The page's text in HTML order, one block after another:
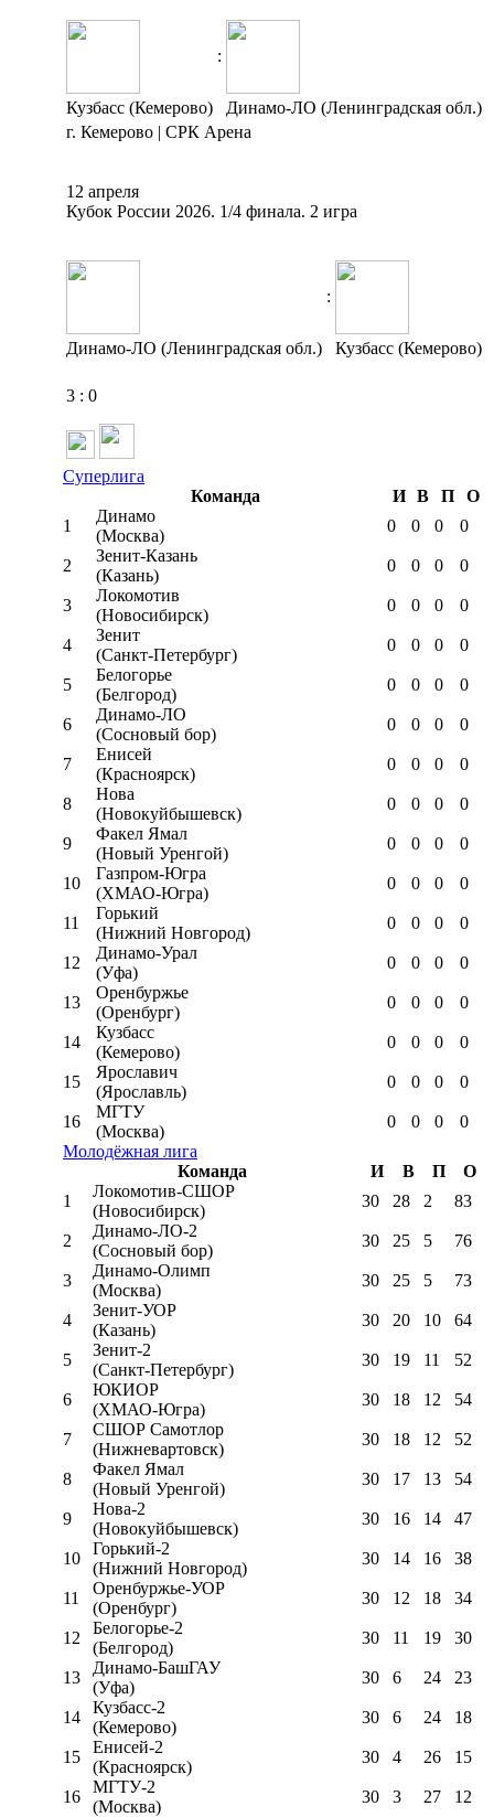
:
Кузбасс (Кемерово)
Динамо-ЛО (Ленинградская обл.)
г. Кемерово | СРК Арена
12 апреля
Кубок России 2026. 1/4 финала. 2 игра
:
Динамо-ЛО (Ленинградская обл.) Кузбасс (Кемерово)
3 : 0
Суперлига
Команда
И В П
О
1
Динамо
(Москва)
0 0 0 0
2
Зенит-Казань
(Казань)
0 0 0 0
3
Локомотив
(Новосибирск)
0 0 0 0
4
Зенит
(Санкт-Петербург)
0 0 0 0
5
Белогорье
(Белгород)
0 0 0 0
6
Динамо-ЛО
(Сосновый бор)
0 0 0 0
7
Енисей
(Красноярск)
0 0 0 0
8
Нова
(Новокуйбышевск)
0 0 0 0
9
Факел Ямал
(Новый Уренгой)
0 0 0 0
10
Газпром-Югра
(ХМАО-Югра)
0 0 0 0
11
Горький
(Нижний Новгород)
0 0 0 0
12
Динамо-Урал
(Уфа)
0 0 0 0
13
Оренбуржье
(Оренбург)
0 0 0 0
14
Кузбасс
(Кемерово)
0 0 0 0
15
Ярославич
(Ярославль)
0 0 0 0
16
МГТУ
(Москва)
0 0 0
0
Молодёжная лига
Команда
И В П
О
1
Локомотив-CШОР
(Новосибирск)
30 28 2 83
2
Динамо-ЛО-2
(Сосновый бор)
30 25 5 76
3
Динамо-Олимп
(Москва)
30 25 5 73
4
Зенит-УОР
(Казань)
30 20 10 64
5
Зенит-2
(Санкт-Петербург)
30 19 11 52
6
ЮКИОР
(ХМАО-Югра)
30 18 12 54
7
СШОР Самотлор
(Нижневартовск)
30 18 12 52
8
Факел Ямал
(Новый Уренгой)
30 17 13 54
9
Нова-2
(Новокуйбышевск)
30 16 14 47
10
Горький-2
(Нижний Новгород)
30 14 16 38
11
Оренбуржье-УОР
(Оренбург)
30 12 18 34
12
Белогорье-2
(Белгород)
30 11 19 30
13
Динамо-БашГАУ
(Уфа)
30 6 24 23
14
Кузбасс-2
(Кемерово)
30 6 24 18
15
Енисей-2
(Красноярск)
30 4 26 15
16
МГТУ-2
(Москва)
30 3 27 12